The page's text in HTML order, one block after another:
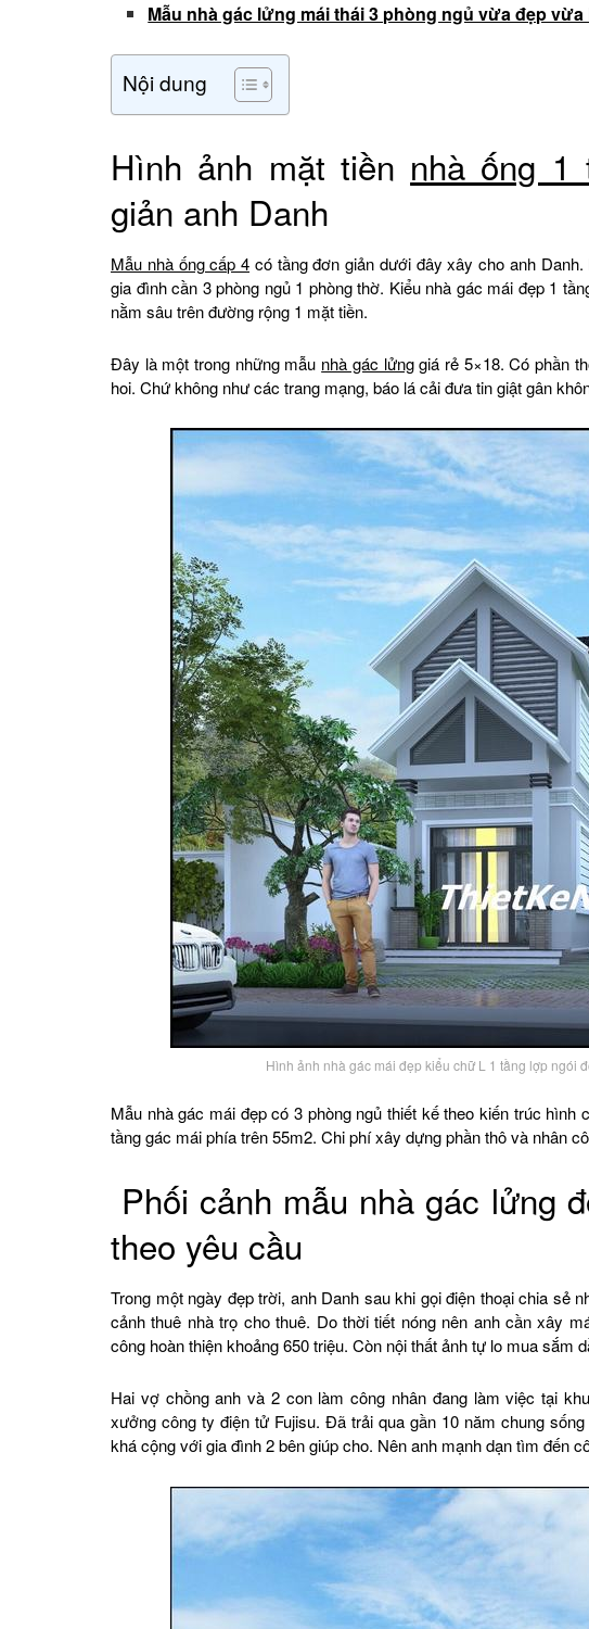
Mẫu nhà gác lửng mái thái 3 phòng ngủ vừa đẹp vừa
Nội dung
Hình ảnh mặt tiền nhà ống 1
giản anh Danh
Mẫu nhà ống cấp 4 có tầng đơn giản dưới đây xây cho anh
gia đình cần 3 phòng ngủ 1 phòng thờ. Kiểu nhà gác mái đẹp 1
nằm sâu trên đường rộng 1 mặt tiền.
Đây là một trong những mẫu nhà gác lửnggiá rẻ 5×18. Có phần
hoi. Chứ không như các trang mạng, báo lá cải đưa tin giật gân
Hình ảnh nhà gác mái đẹp kiểu chữ L 1 tầng lợp ngói
Mẫu nhà gác mái đẹp có 3 phòng ngủ thiết kế theo kiến trúc
tầng gác mái phía trên 55m2. Chi phí xây dựng phần thô và nhân
Phối cảnh mẫu nhà gác lửng
theo yêu cầu
Trong một ngày đẹp trời, anh Danh sau khi gọi điện thoại chia sẻ
cảnh thuê nhà trọ cho thuê. Do thời tiết nóng nên anh cần xây
công hoàn thiện khoảng 650 triệu. Còn nội thất ảnh tự lo mua sắm
Hai vợ chồng anh và 2 con làm công nhân đang làm việc tại
xưởng công ty điện tử Fujisu. Đã trải qua gần 10 năm chung
khá cộng với gia đình 2 bên giúp cho. Nên anh mạnh dạn tìm đến